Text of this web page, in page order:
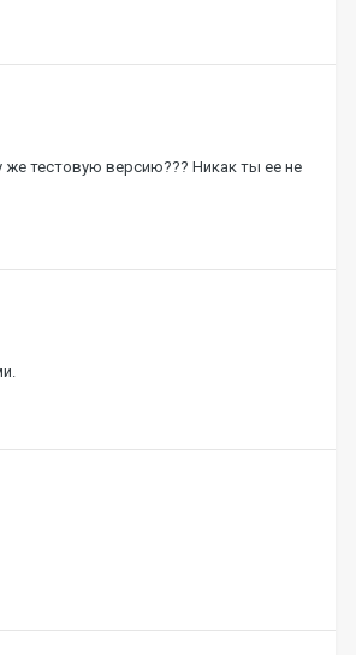
тестовую версию??? Никак ты ее не